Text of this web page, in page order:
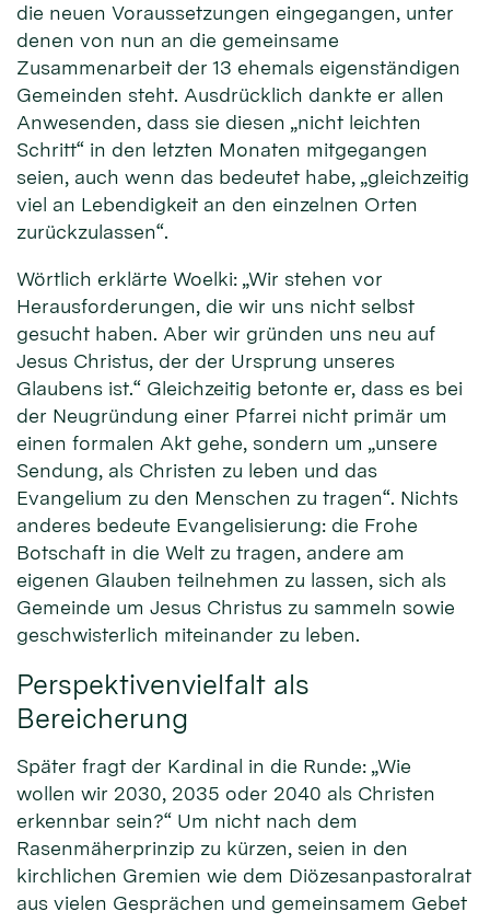
die neuen Voraussetzungen eingegangen, unter
denen von nun an die gemeinsame
Zusammenarbeit der 13 ehemals eigenständigen
Gemeinden steht. Ausdrücklich dankte er allen
Anwesenden, dass sie diesen „nicht leichten
Schritt“ in den letzten Monaten mitgegangen
seien, auch wenn das bedeutet habe, „gleichzeitig
viel an Lebendigkeit an den einzelnen Orten
zurückzulassen“.
Wörtlich erklärte Woelki: „Wir stehen vor
Herausforderungen, die wir uns nicht selbst
gesucht haben. Aber wir gründen uns neu auf
Jesus Christus, der der Ursprung unseres
Glaubens ist.“ Gleichzeitig betonte er, dass es bei
der Neugründung einer Pfarrei nicht primär um
einen formalen Akt gehe, sondern um „unsere
Sendung, als Christen zu leben und das
Evangelium zu den Menschen zu tragen“. Nichts
anderes bedeute Evangelisierung: die Frohe
Botschaft in die Welt zu tragen, andere am
eigenen Glauben teilnehmen zu lassen, sich als
Gemeinde um Jesus Christus zu sammeln sowie
geschwisterlich miteinander zu leben.
Perspektivenvielfalt als
Bereicherung
Später fragt der Kardinal in die Runde: „Wie
wollen wir 2030, 2035 oder 2040 als Christen
erkennbar sein?“ Um nicht nach dem
Rasenmäherprinzip zu kürzen, seien in den
kirchlichen Gremien wie dem Diözesanpastoralrat
aus vielen Gesprächen und gemeinsamem Gebet